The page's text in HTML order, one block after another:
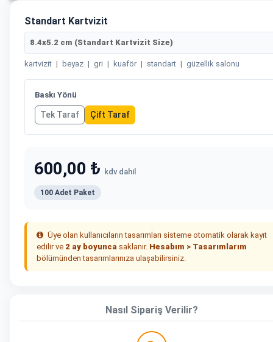
Standart Kartvizit
8.4x5.2 cm (Standart Kartvizit Size)
kartvizit | beyaz | gri | kuaför | standart | güzellik salonu
Baskı Yönü
Tek Taraf Çift Taraf
600,00 ₺ kdv dahil
100 Adet Paket
Üye olan kullanıcıların tasarımları sisteme otomatik olarak kayıt
edilir ve 2 ay boyunca saklanır. Hesabım > Tasarımlarım
bölümünden tasarımlarınıza ulaşabilirsiniz.
Nasıl Sipariş Verilir?